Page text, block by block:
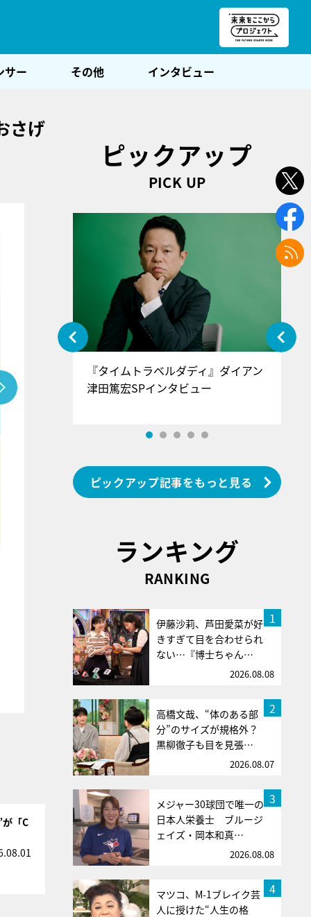
サー その他 インタビュー
さげ
「C
ピックアップ
PICK UP
』＝LOV
インタ
『タイムトラベルダディ』ダイアン
津田篤宏SPインタビュー
ピックアップ記事をもっと見る
ランキング
RANKING
1
伊藤沙莉、芦田愛菜が好
きすぎて目を合わせられ
ない…『博士ちゃん…
2026.08.08
2
高橋文哉、“体のある部
分”のサイズが規格外？
黒柳徹子も目を見張…
2026.08.07
3
メジャー30球団で唯一の
日本人栄養士 ブルージ
ェイズ・岡本和真…
2026.08.08
4
マツコ、M-1ブレイク芸
人に授けた“人生の格